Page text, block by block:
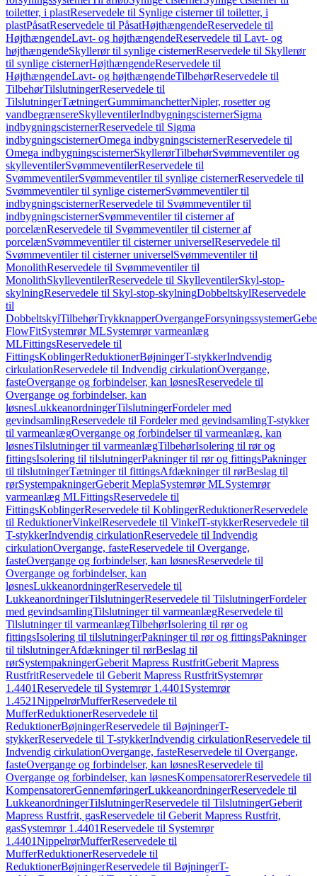
toiletter, i plastReservedele til Synlige cisterner til toiletter, i
plastPåsatReservedele til PåsatHøjthængendeReservedele til
HøjthængendeLavt- og højthængendeReservedele til Lavt- og
højthængendeSkyllerør til synlige cisternerReservedele til Skyllerør
til synlige cisternerHøjthængendeReservedele til
HøjthængendeLavt- og højthængendeTilbehørReservedele til
TilbehørTilslutningerReservedele til
TilslutningerTætningerGummimanchetterNipler, rosetter og
vandbegrænsereSkylleventilerIndbygningscisternerSigma
indbygningscisternerReservedele til Sigma
indbygningscisternerOmega indbygningscisternerReservedele til
Omega indbygningscisternerSkyllerørTilbehørSvømmeventiler og
skylleventilerSvømmeventilerReservedele til
SvømmeventilerSvømmeventiler til synlige cisternerReservedele til
Svømmeventiler til synlige cisternerSvømmeventiler til
indbygningscisternerReservedele til Svømmeventiler til
indbygningscisternerSvømmeventiler til cisterner af
porcelænReservedele til Svømmeventiler til cisterner af
porcelænSvømmeventiler til cisterner universelReservedele til
Svømmeventiler til cisterner universelSvømmeventiler til
MonolithReservedele til Svømmeventiler til
MonolithSkylleventilerReservedele til SkylleventilerSkyl-stop-
skylningReservedele til Skyl-stop-skylningDobbeltskylReservedele
til
DobbeltskylTilbehørTrykknapperOvergangeForsyningssystemer
FlowFitSystemrør MLSystemrør varmeanlæg
MLFittingsReservedele til
FittingsKoblingerReduktionerBøjningerT-stykkerIndvendig
cirkulationReservedele til Indvendig cirkulationOvergange,
fasteOvergange og forbindelser, kan løsnesReservedele til
Overgange og forbindelser, kan
løsnesLukkeanordningerTilslutningerFordeler med
gevindsamlingReservedele til Fordeler med gevindsamlingT-stykker
til varmeanlægOvergange og forbindelser til varmeanlæg, kan
løsnesTilslutninger til varmeanlægTilbehørIsolering til rør og
fittingsIsolering til tilslutningerPakninger til rør og fittingsPakninger
til tilslutningerTætninger til fittingsAfdækninger til rørBeslag til
rørSystempakningerGeberit MeplaSystemrør MLSystemrør
varmeanlæg MLFittingsReservedele til
FittingsKoblingerReservedele til KoblingerReduktionerReservedele
til ReduktionerVinkelReservedele til VinkelT-stykkerReservedele til
T-stykkerIndvendig cirkulationReservedele til Indvendig
cirkulationOvergange, fasteReservedele til Overgange,
fasteOvergange og forbindelser, kan løsnesReservedele til
Overgange og forbindelser, kan
løsnesLukkeanordningerReservedele til
LukkeanordningerTilslutningerReservedele til TilslutningerFordeler
med gevindsamlingTilslutninger til varmeanlægReservedele til
Tilslutninger til varmeanlægTilbehørIsolering til rør og
fittingsIsolering til tilslutningerPakninger til rør og fittingsPakninger
til tilslutningerAfdækninger til rørBeslag til
rørSystempakningerGeberit Mapress RustfritGeberit Mapress
RustfritReservedele til Geberit Mapress RustfritSystemrør
1.4401Reservedele til Systemrør 1.4401 Systemrør
1.4521NippelrørMufferReservedele til
MufferReduktionerReservedele til
ReduktionerBøjningerReservedele til BøjningerT-
stykkerReservedele til T-stykkerIndvendig cirkulationReservedele til
Indvendig cirkulationOvergange, fasteReservedele til Overgange,
fasteOvergange og forbindelser, kan løsnesReservedele til
Overgange og forbindelser, kan løsnesKompensatorerReservedele til
KompensatorerGennemføringerLukkeanordningerReservedele til
LukkeanordningerTilslutningerReservedele til TilslutningerGeberit
Mapress Rustfrit, gasReservedele til Geberit Mapress Rustfrit,
gasSystemrør 1.4401Reservedele til Systemrør
1.4401NippelrørMufferReservedele til
MufferReduktionerReservedele til
ReduktionerBøjningerReservedele til BøjningerT-